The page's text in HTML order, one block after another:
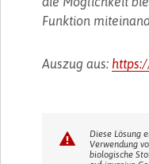
Funktion
Auszug aus:
Diese Lösung
Verwendung
biologische